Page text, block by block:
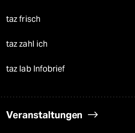
taz frisch
taz zahl ich
taz lab Infobrief
Veranstaltungen